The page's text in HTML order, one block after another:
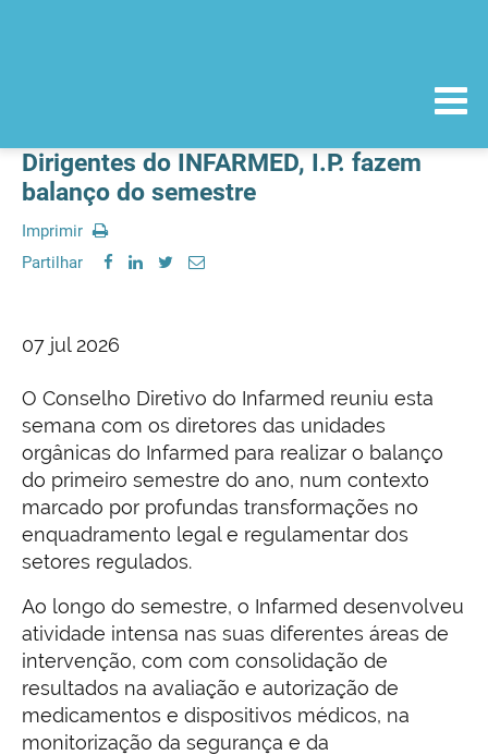
Dirigentes do INFARMED, I.P. fazem
balanço do semestre
Imprimir
Partilhar
07 jul 2026
O Conselho Diretivo do Infarmed reuniu esta
semana com os diretores das unidades
orgânicas do Infarmed para realizar o balanço
do primeiro semestre do ano, num contexto
marcado por profundas transformações no
enquadramento legal e regulamentar dos
setores regulados.
Ao longo do semestre, o Infarmed desenvolveu
atividade intensa nas suas diferentes áreas de
intervenção, com com consolidação de
resultados na avaliação e autorização de
medicamentos e dispositivos médicos, na
monitorização da segurança e da